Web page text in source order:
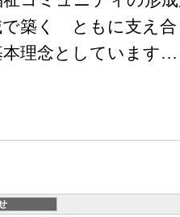
で築く ともに支え
本理念としています…